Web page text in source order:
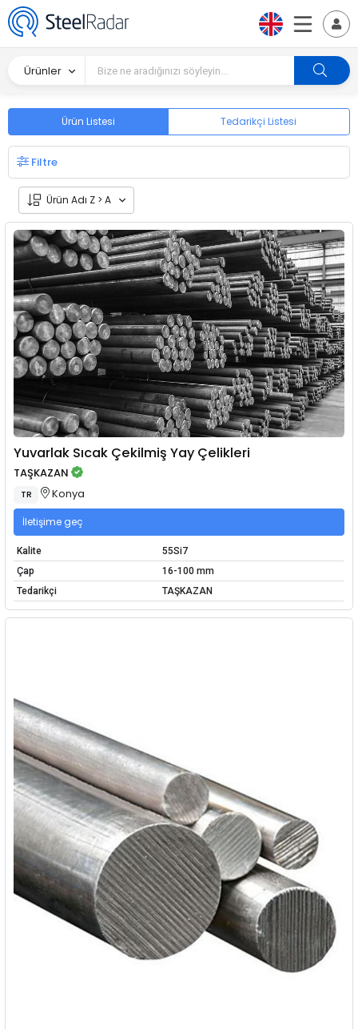
Ürünler
Ürün Listesi Tedarikçi Listesi
Filtre
Ürün Adı Z > A
Yuvarlak Sıcak Çekilmiş Yay Çelikleri
TAŞKAZAN
TR Konya
İletişime geç
Kalite
55Si7
Çap
16-100 mm
Tedarikçi
TAŞKAZAN